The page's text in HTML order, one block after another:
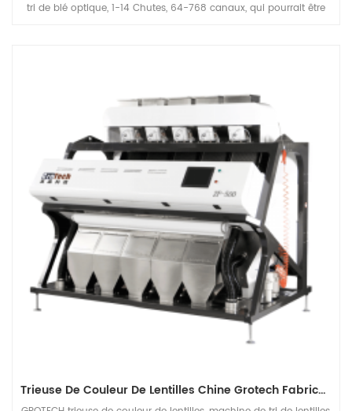
tri de blé optique, 1-14 Chutes, 64-768 canaux, qui pourrait être
Trieuse De Couleur De Lentilles Chine Grotech Fabricant